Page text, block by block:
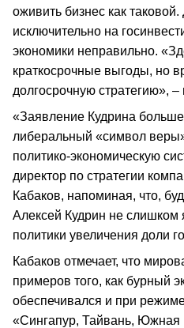
оживить бизнес как
исключительно на
экономики неправильно.
краткосрочные выгоды, но
долгосрочную стратегию»,
«Заявление Кудрина
либеральный «символ
политико-экономическую
директор по стратегии
Кабаков, напоминая, что,
Алексей Кудрин не слишком
политики увеличения доли
Кабаков отмечает, что
примеров того, как бурный
обеспечивался и при
«Сингапур, Тайвань, Южная